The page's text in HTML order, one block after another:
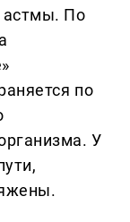
астмы. По
по
У